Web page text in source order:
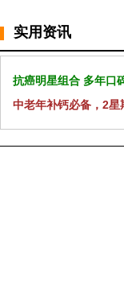
实用资讯
抗癌明星组合 多年口
中老年补钙必备，2